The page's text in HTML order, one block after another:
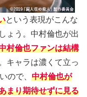
という表現がこんな
ょう。中村倫也が出
村倫也ファンは結構
キャラは濃くて立っ
ので、 中村倫也が
まり期待せずに見る